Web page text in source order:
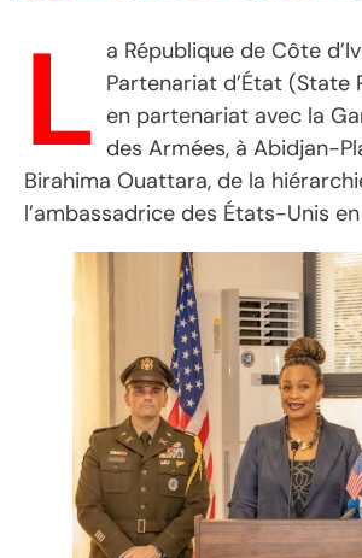
L a République de Côte
Partenariat d’État
en partenariat avec la
des Armées, à Abidjan-
Birahima Ouattara, de la
l’ambassadrice des États-Unis